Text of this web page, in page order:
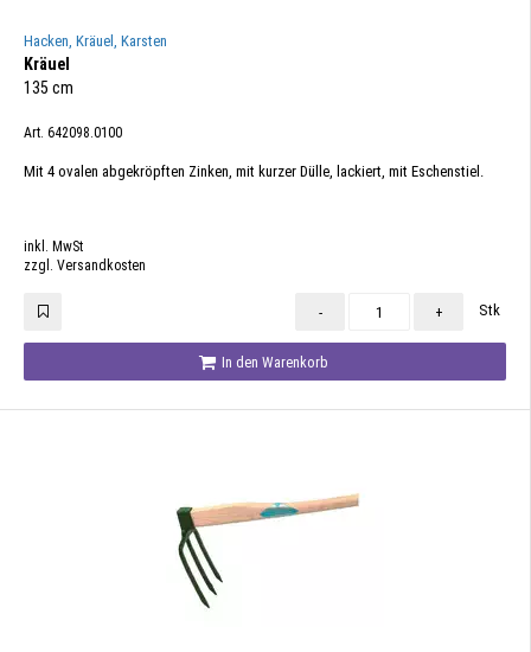
Hacken, Kräuel, Karsten
Kräuel
135 cm
Art. 642098.0100
Mit 4 ovalen abgekröpften Zinken, mit kurzer Dülle, lackiert, mit Eschenstiel.
inkl. MwSt
zzgl. Versandkosten
- + Stk
In den Warenkorb